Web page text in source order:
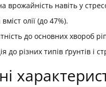
врожайність навіть у
олії (до 47%).
до основних хвороб
до різних типів ґрунтів і